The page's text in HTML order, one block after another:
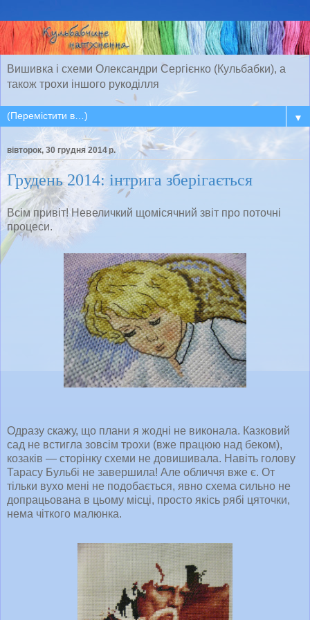
Вишивка і схеми Олександри Сергієнко (Кульбабки), а
також трохи іншого рукоділля
▼
вівторок, 30 грудня 2014 р.
Грудень 2014: інтрига зберігається
Всім привіт! Невеличкий щомісячний звіт про поточні
процеси.
Одразу скажу, що плани я жодні не виконала. Казковий
сад не встигла зовсім трохи (вже працюю над беком),
козаків — сторінку схеми не довишивала. Навіть голову
Тарасу Бульбі не завершила! Але обличчя вже є. От
тільки вухо мені не подобається, явно схема сильно не
допрацьована в цьому місці, просто якісь рябі цяточки,
нема чіткого малюнка.